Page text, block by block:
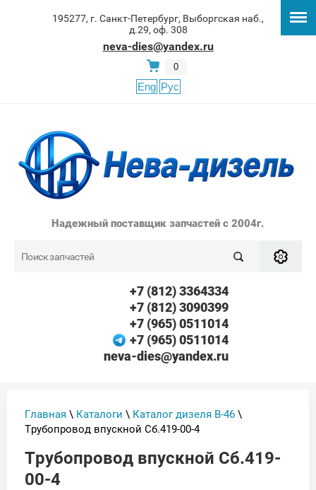
195277, г. Санкт-Петербург, Выборгская наб.,
д.29, оф. 308
neva-dies@yandex.ru
0
Eng Рус
Надежный поставщик запчастей с 2004г.
+7 (812) 3364334
+7 (812) 3090399
+7 (965) 0511014
+7 (965) 0511014
neva-dies@yandex.ru
Главная \ Каталоги \ Каталог дизеля В-46 \
Трубопровод впускной Сб.419-00-4
Трубопровод впускной Сб.419-
00-4